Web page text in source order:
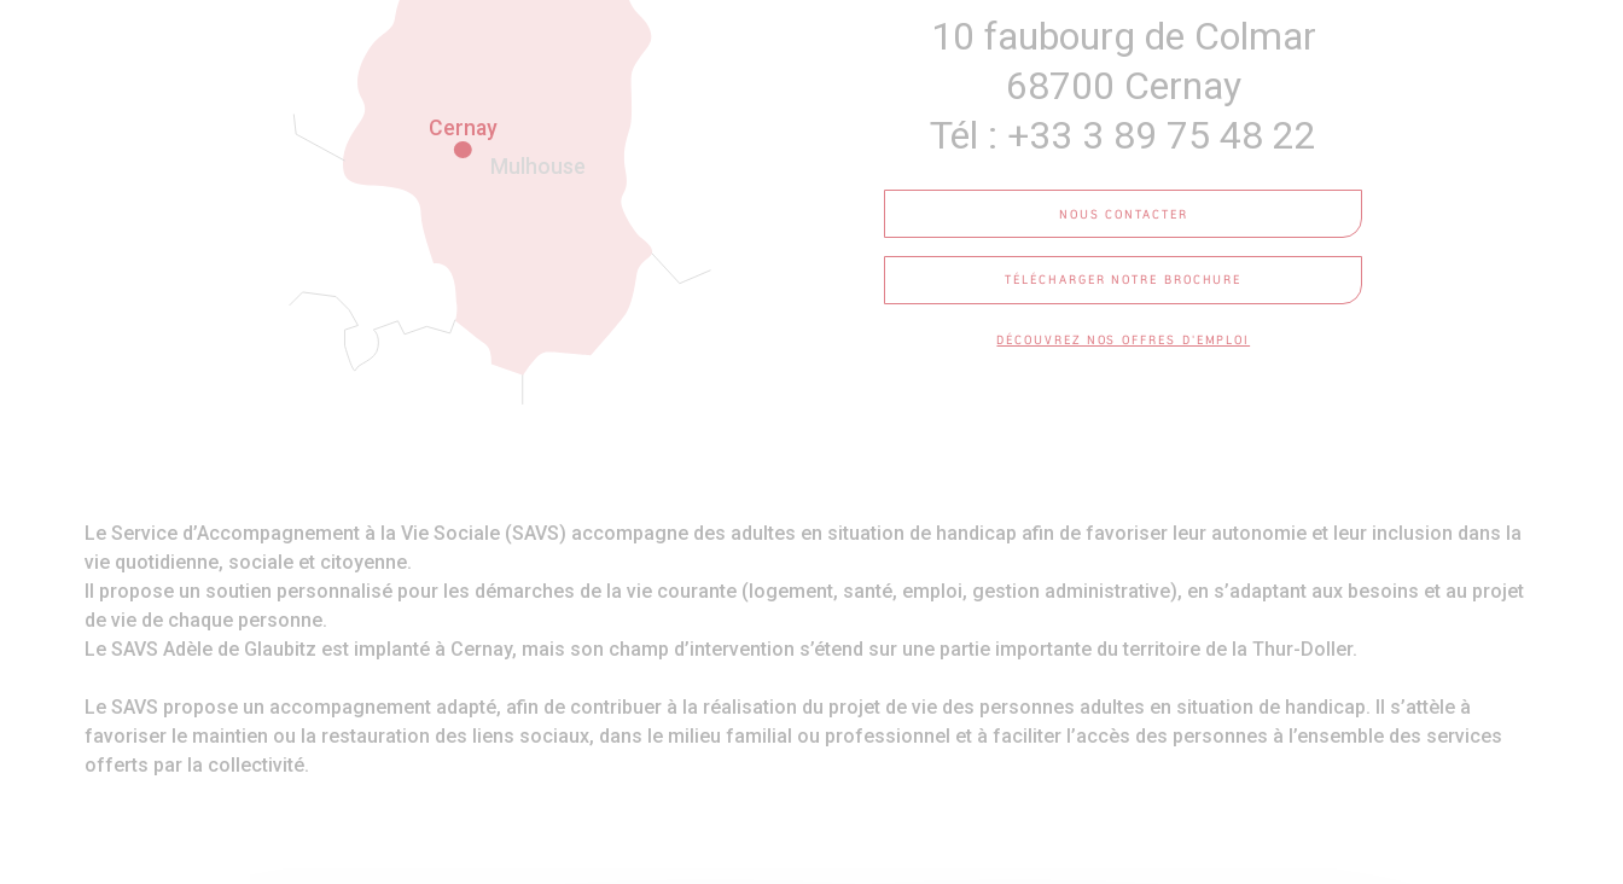
Mulhouse
Cernay
10 faubourg de Colmar
68700 Cernay
Tél : +33 3 89 75 48 22
NOUS CONTACTER
TÉLÉCHARGER NOTRE BROCHURE
DÉCOUVREZ NOS OFFRES D'EMPLOI
Le Service d’Accompagnement à la Vie Sociale (SAVS) accompagne des adultes en situation de handicap afin de favoriser leur autonomie et leur inclusion dans la
vie quotidienne, sociale et citoyenne.
Il propose un soutien personnalisé pour les démarches de la vie courante (logement, santé, emploi, gestion administrative), en s’adaptant aux besoins et au projet
de vie de chaque personne.
Le SAVS Adèle de Glaubitz est implanté à Cernay, mais son champ d’intervention s’étend sur une partie importante du territoire de la Thur-Doller.
Le SAVS propose un accompagnement adapté, afin de contribuer à la réalisation du projet de vie des personnes adultes en situation de handicap. Il s’attèle à
favoriser le maintien ou la restauration des liens sociaux, dans le milieu familial ou professionnel et à faciliter l’accès des personnes à l’ensemble des services
offerts par la collectivité.